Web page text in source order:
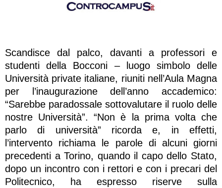
Scandisce dal palco, davanti a professori e
studenti della Bocconi – luogo simbolo delle
Università private italiane, riuniti nell’Aula Magna
per l’inaugurazione dell’anno accademico:
“Sarebbe paradossale sottovalutare il ruolo delle
nostre Università”. “Non è la prima volta che
parlo di università” ricorda e, in effetti,
l’intervento richiama le parole di alcuni giorni
precedenti a Torino, quando il capo dello Stato,
dopo un incontro con i rettori e con i precari del
Politecnico, ha espresso riserve sulla